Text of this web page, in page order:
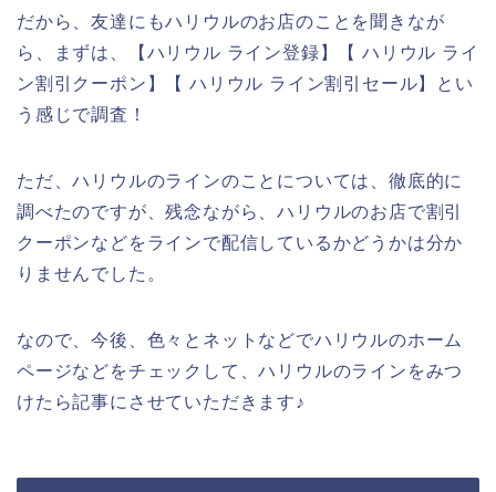
だから、友達にもハリウルのお店のことを聞きなが
ら、まずは、【ハリウル ライン登録】【 ハリウル ライ
ン割引クーポン】【 ハリウル ライン割引セール】とい
う感じで調査！
ただ、ハリウルのラインのことについては、徹底的に
調べたのですが、残念ながら、ハリウルのお店で割引
クーポンなどをラインで配信しているかどうかは分か
りませんでした。
なので、今後、色々とネットなどでハリウルのホーム
ページなどをチェックして、ハリウルのラインをみつ
けたら記事にさせていただきます♪